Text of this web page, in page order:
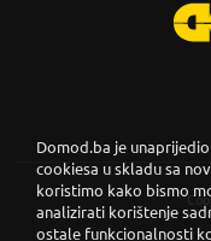
Domod.ba je
cookiesa u skladu sa
koristimo kako bismo
analizirati korištenje
ostale funkcionalnosti